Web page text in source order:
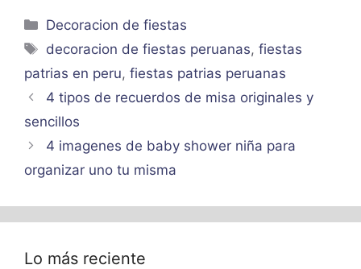
Categorías
Decoracion de fiestas
Etiquetas
decoracion de fiestas peruanas,fiestas
patrias en peru, fiestas patrias peruanas
4 tipos de recuerdos de misa originales y
sencillos
4 imagenes de baby shower niña para
organizar uno tu misma
Lo más reciente